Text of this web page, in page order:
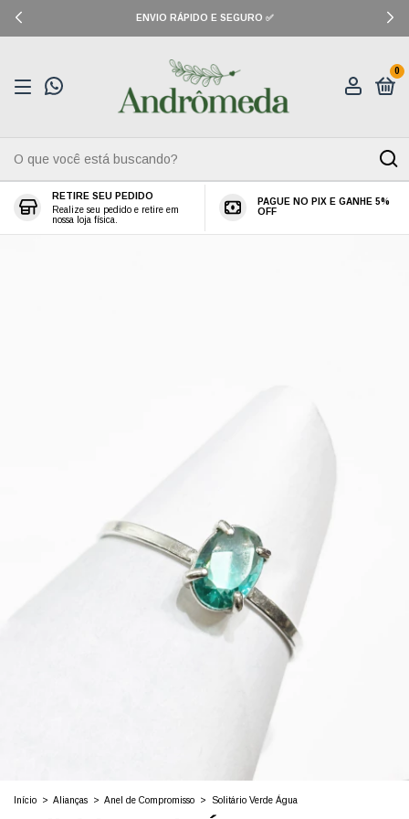
ENVIO RÁPIDO E SEGURO ✅
0
RETIRE SEU PEDIDO
Realize seu pedido e retire em
nossa loja física.
PAGUE NO PIX E GANHE 5%
OFF
Início > Alianças > Anel de Compromisso > Solitário Verde Água